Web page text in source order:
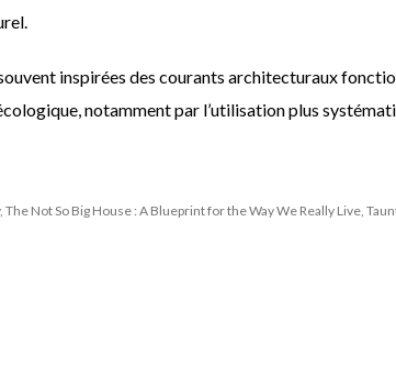
inspirées des courants architecturaux
notamment par l’utilisation plus
Not So Big House : A Blueprint for the Way We Really Live,